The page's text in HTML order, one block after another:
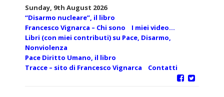
Sunday, 9th August 2026
“Disarmo nucleare”, il libro
Francesco Vignarca – Chi sono
I miei video…
Libri (con miei contributi) su Pace, Disarmo,
Nonviolenza
Pace Diritto Umano, il libro
Tracce – sito di Francesco Vignarca
Contatti